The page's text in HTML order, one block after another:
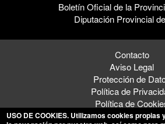
Boletín Oficial de la
Diputación Provincial
Contacto
Aviso Legal
Protección de
Política de
Política de
USO DE COOKIES. Utilizamos cookies propias